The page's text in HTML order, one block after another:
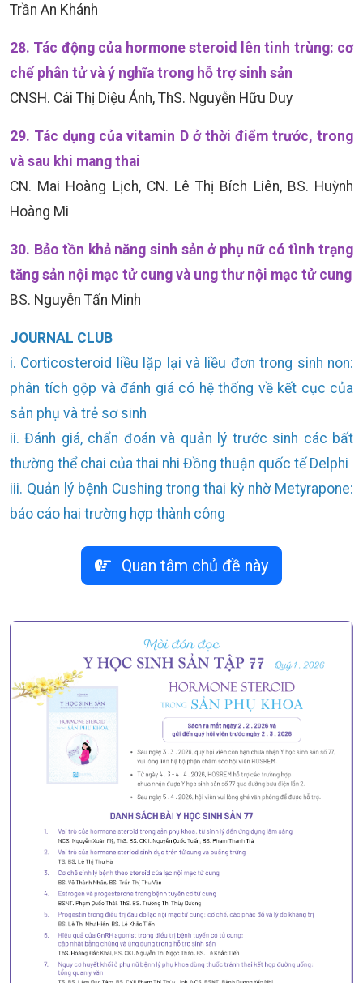
Trần An Khánh
28. Tác động của hormone steroid lên tinh trùng: cơ
chế phân tử và ý nghĩa trong hỗ trợ sinh sản
CNSH. Cái Thị Diệu Ánh, ThS. Nguyễn Hữu Duy
29. Tác dụng của vitamin D ở thời điểm trước, trong
và sau khi mang thai
CN. Mai Hoàng Lịch, CN. Lê Thị Bích Liên, BS. Huỳnh
Hoàng Mi
30. Bảo tồn khả năng sinh sản ở phụ nữ có tình trạng
tăng sản nội mạc tử cung và ung thư nội mạc tử cung
BS. Nguyễn Tấn Minh
JOURNAL CLUB
i. Corticosteroid liều lặp lại và liều đơn trong sinh non:
phân tích gộp và đánh giá có hệ thống về kết cục của
sản phụ và trẻ sơ sinh
ii. Đánh giá, chẩn đoán và quản lý trước sinh các bất
thường thể chai của thai nhi Đồng thuận quốc tế Delphi
iii. Quản lý bệnh Cushing trong thai kỳ nhờ Metyrapone:
báo cáo hai trường hợp thành công
Quan tâm chủ đề này